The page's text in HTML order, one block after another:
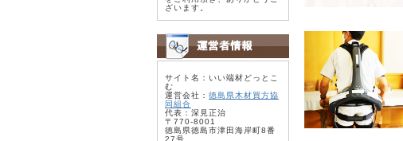
ざいます。
サイト名：いい端材どっとこ
む
運営会社： 徳島県木材買方協
同組合
代表：深見正治
〒770-8001
徳島県徳島市津田海岸町8番
27号